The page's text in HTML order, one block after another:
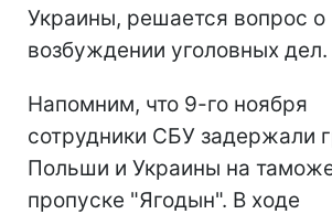
Украины, решается вопрос о
возбуждении уголовных дел.
Напомним, что 9-го ноября
сотрудники СБУ задержали
Польши и Украины на
пропуске "Ягодын". В ходе